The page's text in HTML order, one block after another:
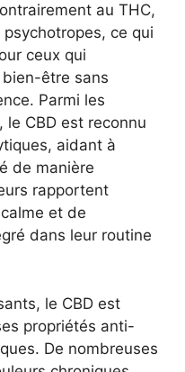
au THC,
psychotropes, ce qui
ceux qui
être sans
Parmi les
CBD est reconnu
aidant à
de manière
rapportent
et de
dans leur routine
le CBD est
propriétés anti-
De nombreuses